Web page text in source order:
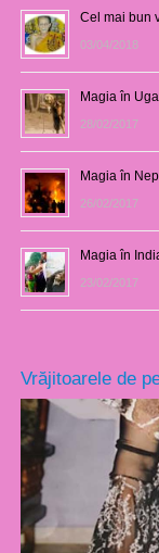
Cel mai bun
03/04/2018
Magia în
28/02/2017
Magia în
26/02/2017
Magia în
23/02/2017
Vrăjitoarele de